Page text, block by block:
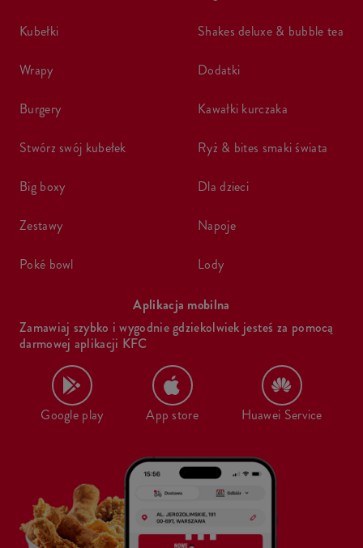
kubełki
wrapy
burgery
stwórz swój kubełek
big boxy
zestawy
poké bowl
shakes deluxe & bubble tea
dodatki
kawałki kurczaka
ryż & bites smaki świata
dla dzieci
napoje
lody
Aplikacja mobilna
Zamawiaj szybko i wygodnie gdziekolwiek jesteś za pomocą
darmowej aplikacji KFC
Google play App store Huawei Service